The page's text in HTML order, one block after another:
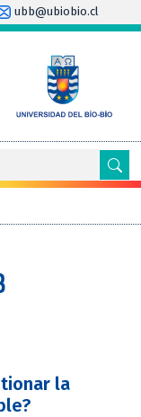
ubb@ubiobio.cl
la